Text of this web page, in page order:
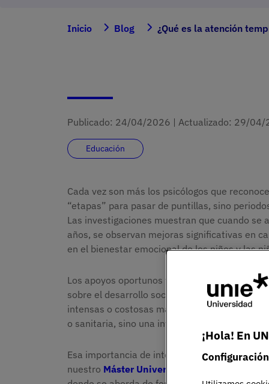
Inicio Blog ¿Qué es la atención
Publicado: 24/04/2026 | Actualizado: 29/04/
Educación
Cada vez son más los psicólogos que
“etapas” para pasar de puntillas, sino
Las investigaciones muestran que cuando
años, se observan mejoras significativas en
en el bienestar emocional de los niños y las
Los apoyos oportunos y bien diseñados en la
sobre el desarrollo social y emocional, sino
intensas o costosas más adelante. Es decir,
o sanitaria, sino una inversión en el bienestar
Esa importancia de intervenir de manera
nuestro Máster Universitario en
¡Hola! En